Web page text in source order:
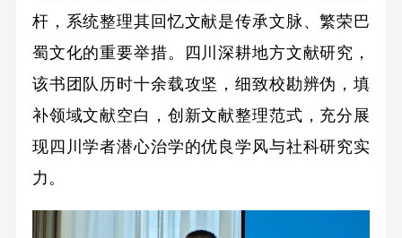
杆，系统整理其回忆文献是传承文脉、繁荣巴
蜀文化的重要举措。四川深耕地方文献研究，
该书团队历时十余载攻坚，细致校勘辨伪，填
补领域文献空白，创新文献整理范式，充分展
现四川学者潜心治学的优良学风与社科研究实
力。